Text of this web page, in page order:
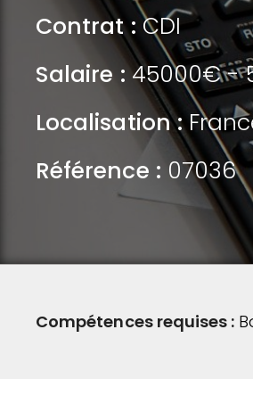
Contrat : CDI
Salaire :45000€ -
Localisation :
Référence : 07036
Compétences requises :